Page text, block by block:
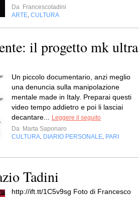
Da Francescotadini
ARTE CULTURA
il progetto mk ultra
Un piccolo documentario, anzi meglio
una denuncia sulla manipolazione
mentale made in Italy. Preparai questi
video tempo addietro e poi li lasciai
decantare...
Leggere il seguito
Da Marta Saponaro
CULTURA DIARIO PERSONALE PARI
Tadini
http://ift.tt/1C5v9sg Foto di Francesco